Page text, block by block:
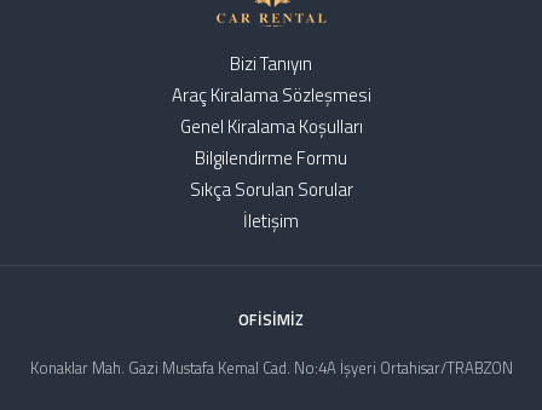
Bizi Tanıyın
Araç Kiralama Sözleşmesi
Genel Kiralama Koşulları
Bilgilendirme Formu
Sıkça Sorulan Sorular
İletişim
OFİSİMİZ
Konaklar Mah. Gazi Mustafa Kemal Cad. No:4A İşyeri Ortahisar/TRABZON